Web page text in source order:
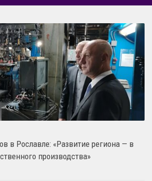
в Рославле: «Развитие региона — в
производства»